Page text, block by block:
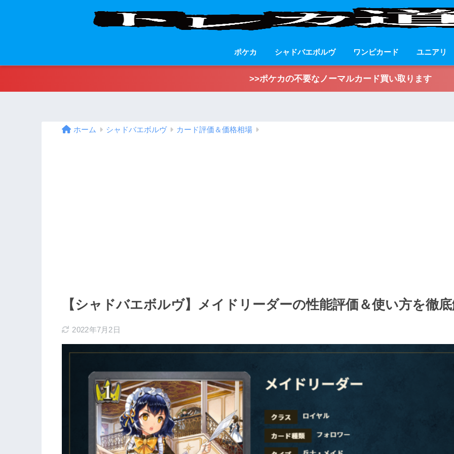
ポケカ シャドバエボルヴ ワンピカード ユニアリ
>>ポケカの不要なノーマルカード買い取ります
ホーム シャドバエボルヴ カード評価＆価格相場
【シャドバエボルヴ】メイドリーダーの性能評価＆使い方を徹
2022年7月2日